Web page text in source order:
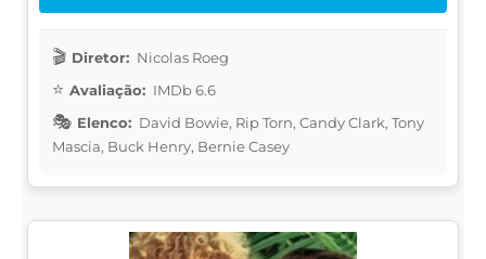
Diretor: Nicolas Roeg
Avaliação: IMDb 6.6
Elenco: David Bowie, Rip Torn, Candy Clark, Tony
Mascia, Buck Henry, Bernie Casey